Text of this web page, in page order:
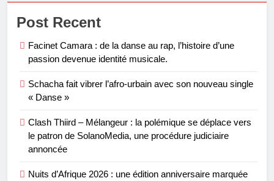
Post Recent
Facinet Camara : de la danse au rap, l’histoire d’une
passion devenue identité musicale.
Schacha fait vibrer l’afro-urbain avec son nouveau single
« Danse »
Clash Thiird – Mélangeur : la polémique se déplace vers
le patron de SolanoMedia, une procédure judiciaire
annoncée
Nuits d’Afrique 2026 : une édition anniversaire marquée